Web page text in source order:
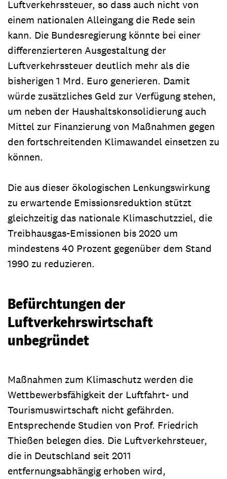
Luftverkehrssteuer, so dass auch nicht von
einem nationalen Alleingang die Rede sein
kann. Die Bundesregierung könnte bei einer
differenzierteren Ausgestaltung der
Luftverkehrssteuer deutlich mehr als die
bisherigen 1 Mrd. Euro generieren. Damit
würde zusätzliches Geld zur Verfügung stehen,
um neben der Haushaltskonsolidierung auch
Mittel zur Finanzierung von Maßnahmen gegen
den fortschreitenden Klimawandel einsetzen zu
können.
Die aus dieser ökologischen Lenkungswirkung
zu erwartende Emissionsreduktion stützt
gleichzeitig das nationale Klimaschutzziel, die
Treibhausgas-Emissionen bis 2020 um
mindestens 40 Prozent gegenüber dem Stand
1990 zu reduzieren.
Befürchtungen der
Luftverkehrswirtschaft
unbegründet
Maßnahmen zum Klimaschutz werden die
Wettbewerbsfähigkeit der Luftfahrt- und
Tourismuswirtschaft nicht gefährden.
Entsprechende Studien von Prof. Friedrich
Thießen belegen dies. Die Luftverkehrsteuer,
die in Deutschland seit 2011
entfernungsabhängig erhoben wird,